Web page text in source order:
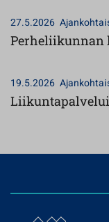
27.5.2026
Perheliikunnan
19.5.2026